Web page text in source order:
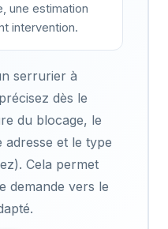
une estimation
intervention.
serrurier à
dès le
du blocage, le
adresse et le type
Cela permet
demande vers le